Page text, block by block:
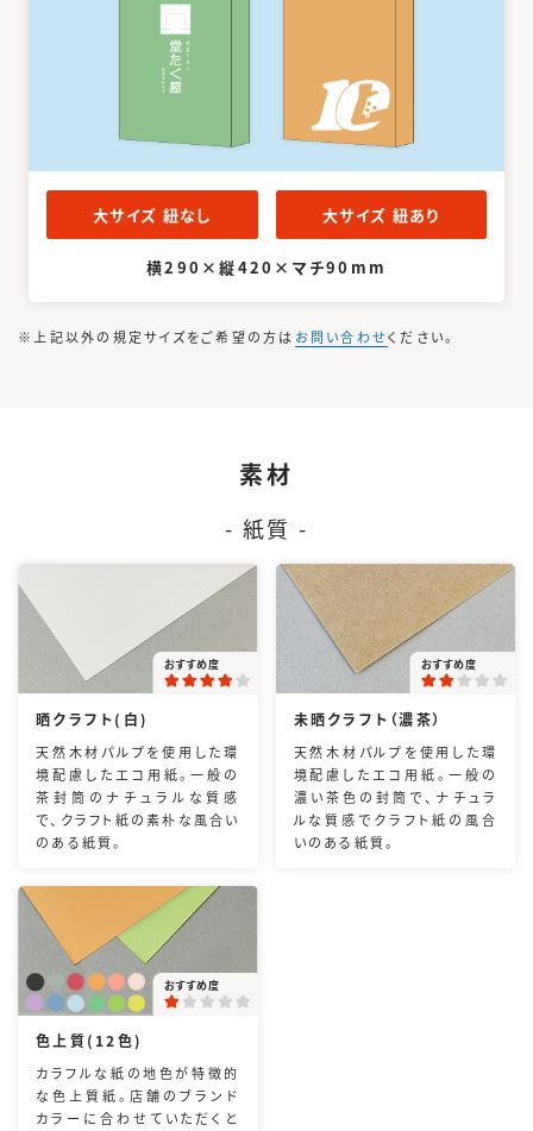
大サイズ 紐なし 大サイズ 紐あり
横290×縦420×マチ90mm
※上記以外の規定サイズをご希望の方は お問い合わせください。
素材
- 紙質 -
おすすめ度
晒クラフト(白)
天然木材パルプを使用した環
境配慮したエコ用紙。一般の
茶封筒のナチュラルな質感
で、クラフト紙の素朴な風合い
のある紙質。
おすすめ度
未晒クラフト（濃茶）
天然木材パルプを使用した環
境配慮したエコ用紙。一般の
濃い茶色の封筒で、ナチュラ
ルな質感でクラフト紙の風合
いのある紙質。
おすすめ度
色上質(12色)
カラフルな紙の地色が特徴的
な色上質紙。店舗のブランド
カラーに合わせていただくと